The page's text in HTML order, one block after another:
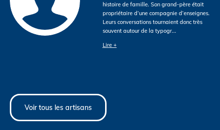
Voir tous les artisans
histoire de famille. Son grand-père était
propriétaire d’une compagnie d’enseignes.
Leurs conversations tournaient donc très
souvent autour de la typogr...
Lire +